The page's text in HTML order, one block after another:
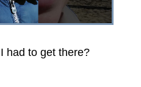
had to get there?